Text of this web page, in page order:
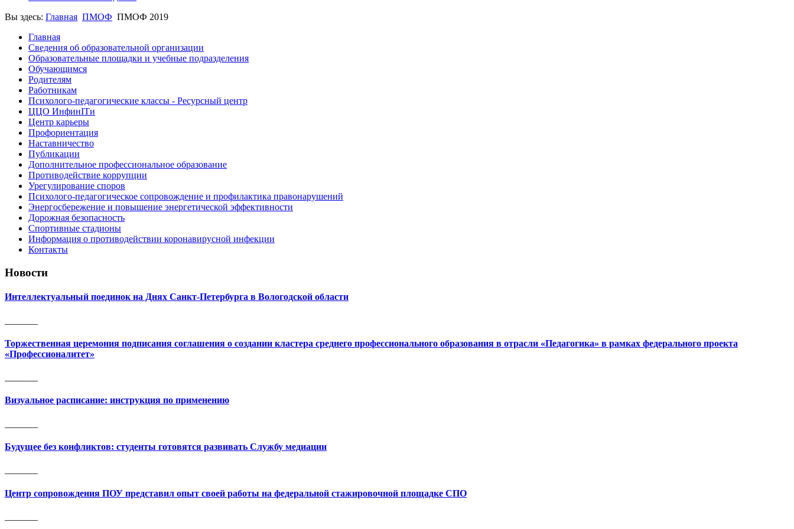
Вы здесь: Главная ПМОФ ПМОФ 2019
Главная
Сведения об образовательной организации
Образовательные площадки и учебные подразделения
Обучающимся
Родителям
Работникам
Психолого-педагогические классы - Ресурсный центр
ЦЦО ИнфинITи
Центр карьеры
Профориентация
Наставничество
Публикации
Дополнительное профессиональное образование
Противодействие коррупции
Урегулирование споров
Психолого-педагогическое сопровождение и профилактика правонарушений
Энергосбережение и повышение энергетической эффективности
Дорожная безопасность
Спортивные стадионы
Информация о противодействии коронавирусной инфекции
Контакты
Новости
Интеллектуальный поединок на Днях Санкт-Петербурга в Вологодской области
Торжественная церемония подписания соглашения о создании кластера среднего профессионального образования в отрасли «Педагогика» в рамках федерального проекта
«Профессионалитет»
Визуальное расписание: инструкция по применению
Будущее без конфликтов: студенты готовятся развивать Службу медиации
Центр сопровождения ПОУ представил опыт своей работы на федеральной стажировочной площадке СПО